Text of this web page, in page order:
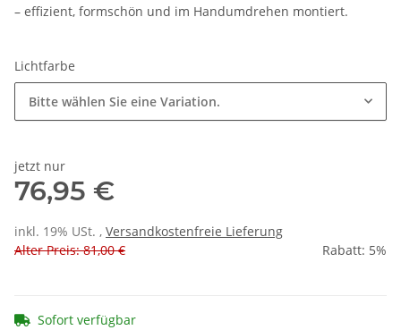
– effizient, formschön und im Handumdrehen montiert.
Lichtfarbe
Bitte wählen Sie eine Variation.
jetzt nur
76,95 €
inkl. 19% USt. , Versandkostenfreie Lieferung
Alter Preis: 81,00 €
Rabatt: 5%
Sofort verfügbar